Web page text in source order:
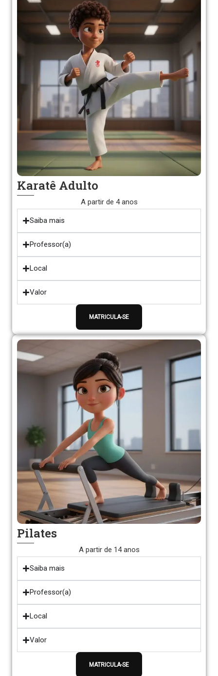
Karatê Adulto
A partir de 4 anos
Saiba mais
Professor(a)
Local
Valor
MATRICULA-SE
Pilates
A partir de 14 anos
Saiba mais
Professor(a)
Local
Valor
MATRICULA-SE